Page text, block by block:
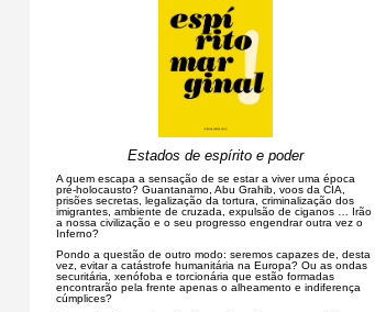
Estados de espírito e poder
A quem escapa a sensação de se estar a viver uma época
pré-holocausto? Guantanamo, Abu Grahib, voos da CIA,
prisões secretas, legalização da tortura, criminalização dos
imigrantes, ambiente de cruzada, expulsão de ciganos … Irão
a nossa civilização e o seu progresso engendrar outra vez o
Inferno?
Pondo a questão de outro modo: seremos capazes de, desta
vez, evitar a catástrofe humanitária na Europa? Ou as ondas
securitária, xenófoba e torcionária que estão formadas
encontrarão pela frente apenas o alheamento e indiferença
cúmplices?